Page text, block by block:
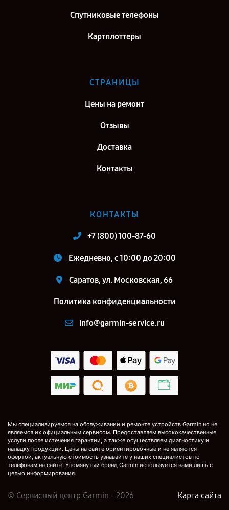
Спутниковые телефоны
Картплоттеры
СТРАНИЦЫ
Цены на ремонт
Отзывы
Доставка
Контакты
КОНТАКТЫ
+7 (800) 100-87-60
Ежедневно, с 10:00 до 20:00
Саратов, ул. Московская, 66
Политика конфиденциальности
info@garmin-service.ru
Мы специализируемся на обслуживании и ремонте устройств Garmin но не
являемся их официальным сервисом. Предоставляем высококачественные
услуги после истечения гарантии, а также осуществляем диагностику и
наладку продукции. Цены на сайте ориентировочные и не являются
офертой, актуальную стоимость узнавайте у наших специалистов по
телефонам на сайте. Упомянутый бренд Garmin используется нами лишь с
целью информирования.
© Сервисный центр Garmin - 2026 Карта сайта